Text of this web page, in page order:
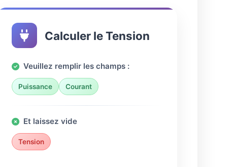
Calculer le Tension
Veuillez remplir les champs :
Puissance Courant
Et laissez vide
Tension